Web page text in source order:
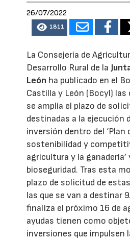
26/07/2022
1811
La Consejería de
Desarrollo Rural de la
León ha publicado en el
Castilla y León (Bocyl) las
se amplía el plazo de
destinadas a la ejecución
inversión dentro del ‘Plan
sostenibilidad y
agricultura y la
bioseguridad. Tras esta
plazo de solicitud de
las que se van a destinar
finaliza el próximo 16 de
ayudas tienen como
inversiones que impulsen